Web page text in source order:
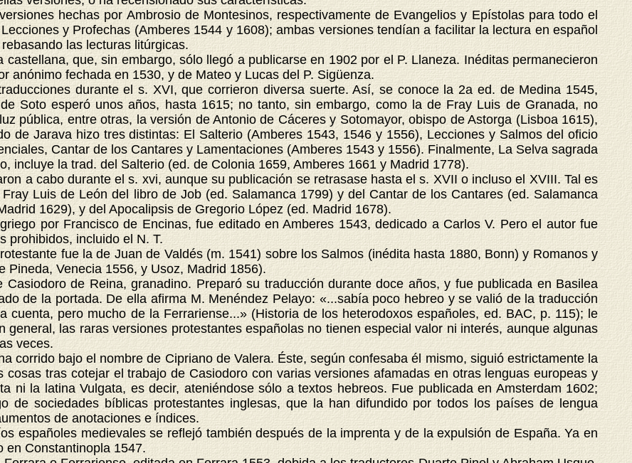
hechas por Ambrosio de Montesinos, respectivamente de Evangelios y Epístolas para todo el
y Profechas (Amberes 1544 y 1608); ambas versiones tendían a facilitar la lectura en español
las lecturas litúrgicas.
que, sin embargo, sólo llegó a publicarse en 1902 por el P. Llaneza. Inéditas permanecieron
anónimo fechada en 1530, y de Mateo y Lucas del P. Sigüenza.
durante el s. XVI, que corrieron diversa suerte. Así, se conoce la 2a ed. de Medina 1545,
Soto esperó unos años, hasta 1615; no tanto, sin embargo, como la de Fray Luis de Granada, no
pública, entre otras, la versión de Antonio de Cáceres y Sotomayor, obispo de Astorga (Lisboa 1615),
de Jarava hizo tres distintas: El Salterio (Amberes 1543, 1546 y 1556), Lecciones y Salmos del oficio
Cantar de los Cantares y Lamentaciones (Amberes 1543 y 1556). Finalmente, La Selva sagrada
incluye la trad. del Salterio (ed. de Colonia 1659, Amberes 1661 y Madrid 1778).
a cabo durante el s. xvi, aunque su publicación se retrasase hasta el s. XVII o incluso el XVIII. Tal es
Luis de León del libro de Job (ed. Salamanca 1799) y del Cantar de los Cantares (ed. Salamanca
1629), y del Apocalipsis de Gregorio López (ed. Madrid 1678).
por Francisco de Encinas, fue editado en Amberes 1543, dedicado a Carlos V. Pero el autor fue
prohibidos, incluido el N. T.
fue la de Juan de Valdés (m. 1541) sobre los Salmos (inédita hasta 1880, Bonn) y Romanos y
Pineda, Venecia 1556, y Usoz, Madrid 1856).
de Reina, granadino. Preparó su traducción durante doce años, y fue publicada en Basilea
de la portada. De ella afirma M. Menéndez Pelayo: «...sabía poco hebreo y se valió de la traducción
cuenta, pero mucho de la Ferrariense...» (Historia de los heterodoxos españoles, ed. BAC, p. 115); le
general, las raras versiones protestantes españolas no tienen especial valor ni interés, aunque algunas
veces.
bajo el nombre de Cipriano de Valera. Éste, según confesaba él mismo, siguió estrictamente la
tras cotejar el trabajo de Casiodoro con varias versiones afamadas en otras lenguas europeas y
ni la latina Vulgata, es decir, ateniéndose sólo a textos hebreos. Fue publicada en Amsterdam 1602;
de sociedades bíblicas protestantes inglesas, que la han difundido por todos los países de lengua
de anotaciones e índices.
medievales se reflejó también después de la imprenta y de la expulsión de España. Ya en
en Constantinopla 1547.